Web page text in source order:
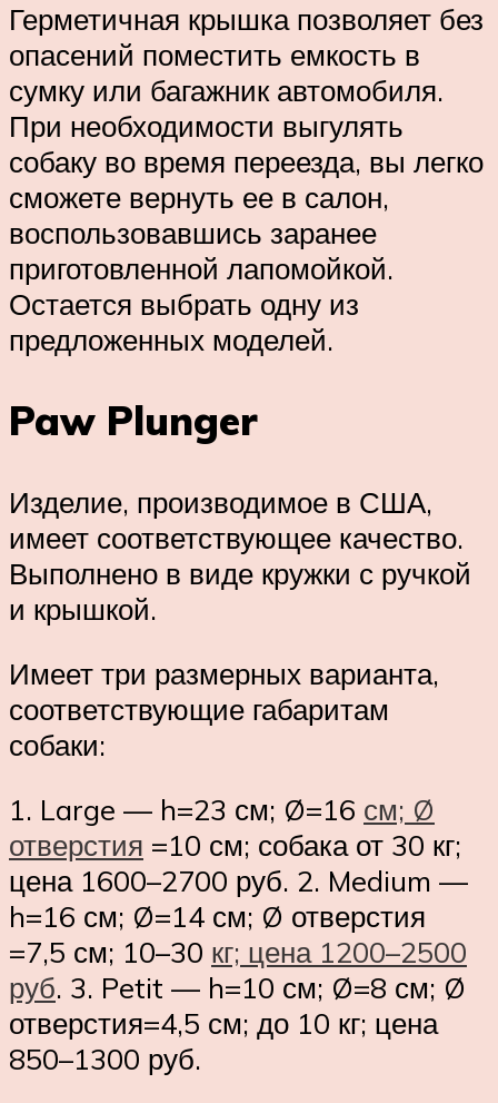
Герметичная крышка позволяет без
опасений поместить емкость в
сумку или багажник автомобиля.
При необходимости выгулять
собаку во время переезда, вы легко
сможете вернуть ее в салон,
воспользовавшись заранее
приготовленной лапомойкой.
Остается выбрать одну из
предложенных моделей.
Paw Plunger
Изделие, производимое в США,
имеет соответствующее качество.
Выполнено в виде кружки с ручкой
и крышкой.
Имеет три размерных варианта,
соответствующие габаритам
собаки:
1. Large — h=23 см; Ø=16 см; Ø
отверстия =10 см; собака от 30 кг;
цена 1600–2700 руб. 2. Medium —
h=16 см; Ø=14 см; Ø отверстия
=7,5 см; 10–30 кг; цена 1200–2500
руб. 3. Petit — h=10 см; Ø=8 см; Ø
отверстия=4,5 см; до 10 кг; цена
850–1300 руб.